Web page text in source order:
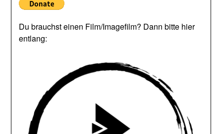
Du brauchst einen Film/Imagefilm? Dann bitte hier
entlang: